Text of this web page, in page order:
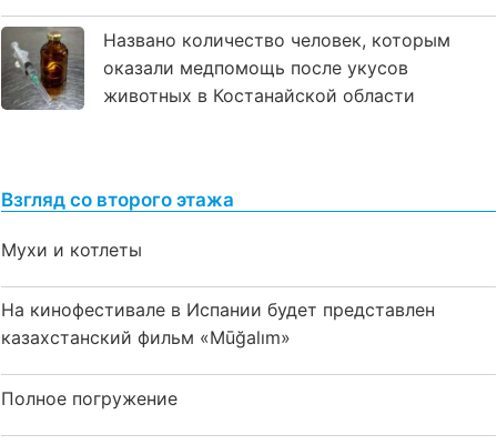
Названо количество человек, которым
оказали медпомощь после укусов
животных в Костанайской области
Взгляд со второго этажа
Мухи и котлеты
На кинофестивале в Испании будет представлен
казахстанский фильм «Mūğalım»
Полное погружение